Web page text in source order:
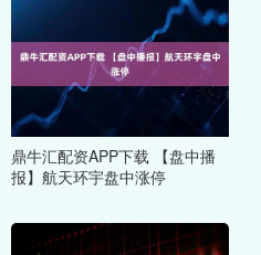
鼎牛汇配资APP下载 【盘中播
报】航天环宇盘中涨停